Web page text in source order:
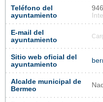
Teléfono del
ayuntamiento
E-mail del
ayuntamiento
Sitio web oficial del
ayuntamiento
Alcalde municipal de
Bermeo